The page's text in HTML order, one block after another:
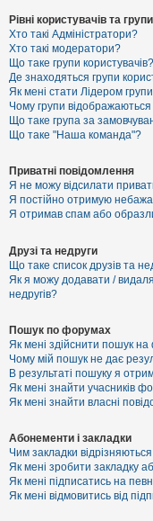
о
г
а
Рівні користувачів та групи
Хто такі Адміністратори?
Хто такі модератори?
Що таке групи користувачів?
Де знаходяться групи
Як мені стати Лідером
Чому групи
Що таке група за
Що таке "Наша команда"?
Приватні повідомлення
Я не можу відсилати
Я постійно отримую
Я отримав спам або
Друзі та недруги
Що таке список друзів та
Як я можу додавати /
недругів?
Пошук по форумах
Як мені здійснити пошук на
Чому мій пошук не дає
В результаті пошуку я
Як мені знайти учасників
Як мені знайти власні
Абонементи і закладки
Чим закладки відрізняються
Як мені зробити закладку
Як мені підписатись на
Як мені відмовитись від